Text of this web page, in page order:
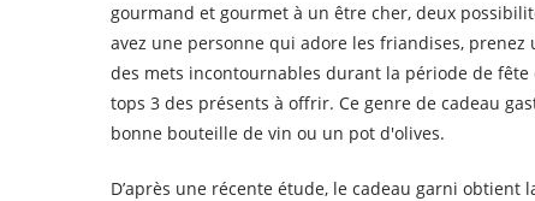
gourmand et gourmet à un être cher, deux
avez une personne qui adore les friandises,
des mets incontournables durant la période de
tops 3 des présents à offrir. Ce genre de cadeau
bonne bouteille de vin ou un pot d'olives.
D’après une récente étude, le cadeau garni